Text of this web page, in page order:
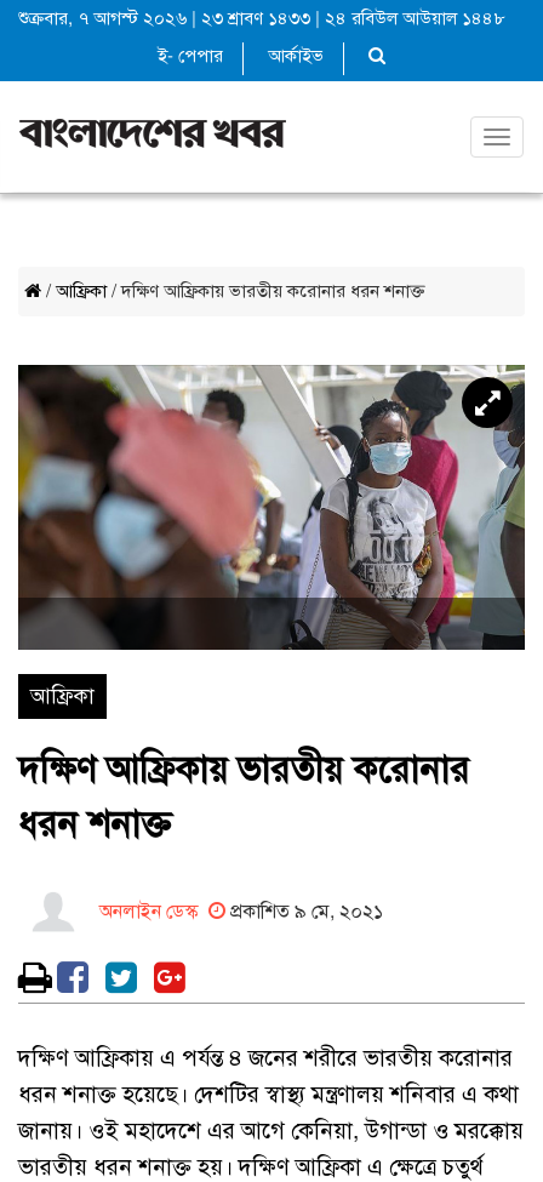
শুক্রবার, ৭ আগস্ট ২০২৬ | ২৩ শ্রাবণ ১৪৩৩ | ২৪ রবিউল আউয়াল ১৪৪৮
ই- পেপার
আর্কাইভ
/আফ্রিকা/ দক্ষিণ আফ্রিকায় ভারতীয় করোনার ধরন শনাক্ত
আফ্রিকা
দক্ষিণ আফ্রিকায় ভারতীয় করোনার
ধরন শনাক্ত
অনলাইন ডেস্ক প্রকাশিত ৯ মে, ২০২১
দক্ষিণ আফ্রিকায় এ পর্যন্ত ৪ জনের শরীরে ভারতীয় করোনার
ধরন শনাক্ত হয়েছে। দেশটির স্বাস্থ্য মন্ত্রণালয় শনিবার এ কথা
জানায়। ওই মহাদেশে এর আগে কেনিয়া, উগান্ডা ও মরক্কোয়
ভারতীয় ধরন শনাক্ত হয়। দক্ষিণ আফ্রিকা এ ক্ষেত্রে চতুর্থ